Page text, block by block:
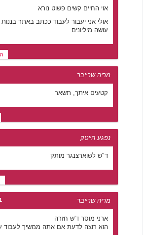
אוי החיים קשים פשוט נורא
אולי אני יעבור לעבוד ככתב באתר
עושה מיליונים
מריה שרייבר
קטעים איתך, תשאר
נפגע הייטק
ד"ש לשוארצנגר מותק
מריה שרייבר
ארני מוסר ד'ש חזרה
הוא רוצה לדעת אם אתה ממשיך לעבוד